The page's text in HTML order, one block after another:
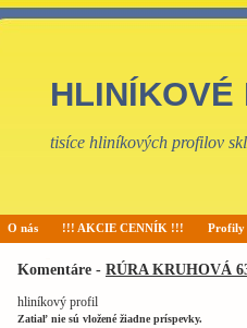
HLINÍKOVÉ
tisíce hliníkových profilov
O nás !!! AKCIE CENNÍK !!! Profily
Komentáre - RÚRA KRUHOVÁ
hliníkový profil
Zatiaľ nie sú vložené žiadne príspevky.